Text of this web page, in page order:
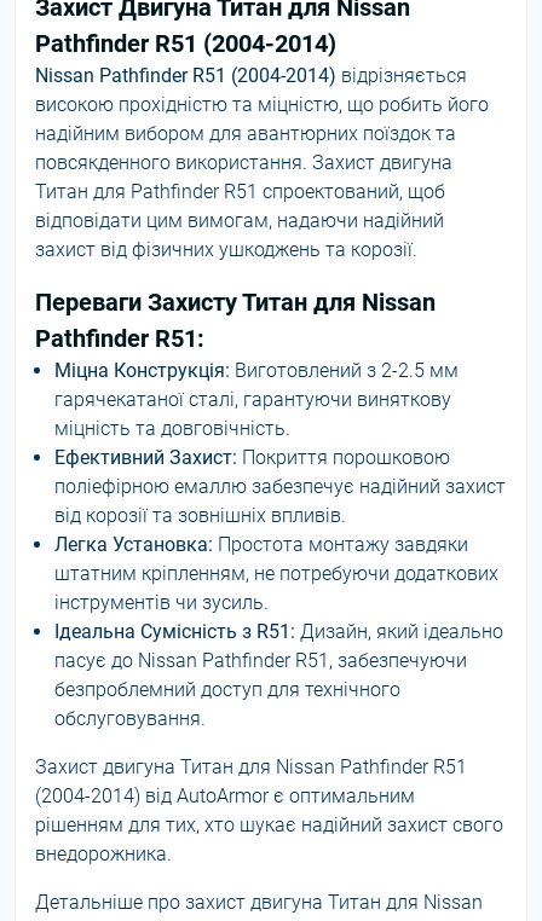
Захист Двигуна Титан для Nissan
Pathfinder R51 (2004-2014)
Nissan Pathfinder R51 (2004-2014) відрізняється
високою прохідністю та міцністю, що робить його
надійним вибором для авантюрних поїздок та
повсякденного використання. Захист двигуна
Титан для Pathfinder R51 спроектований, щоб
відповідати цим вимогам, надаючи надійний
захист від фізичних ушкоджень та корозії.
Переваги Захисту Титан для Nissan
Pathfinder R51:
Міцна Конструкція: Виготовлений з 2-2.5 мм
гарячекатаної сталі, гарантуючи виняткову
міцність та довговічність.
Ефективний Захист: Покриття порошковою
поліефірною емаллю забезпечує надійний захист
від корозії та зовнішніх впливів.
Легка Установка: Простота монтажу завдяки
штатним кріпленням, не потребуючи додаткових
інструментів чи зусиль.
Ідеальна Сумісність з R51: Дизайн, який ідеально
пасує до Nissan Pathfinder R51, забезпечуючи
безпроблемний доступ для технічного
обслуговування.
Захист двигуна Титан для Nissan Pathfinder R51
(2004-2014) від AutoArmor є оптимальним
рішенням для тих, хто шукає надійний захист свого
внедорожника.
Детальніше про захист двигуна Титан для Nissan